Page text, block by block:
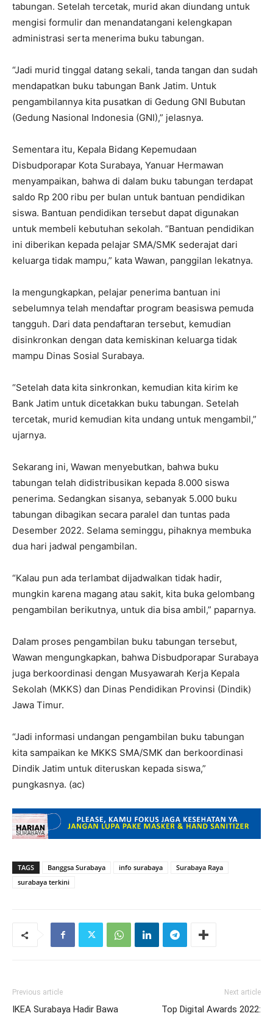
tabungan. Setelah tercetak, murid akan diundang untuk
mengisi formulir dan menandatangani kelengkapan
administrasi serta menerima buku tabungan.
“Jadi murid tinggal datang sekali, tanda tangan dan sudah
mendapatkan buku tabungan Bank Jatim. Untuk
pengambilannya kita pusatkan di Gedung GNI Bubutan
(Gedung Nasional Indonesia (GNI),” jelasnya.
Sementara itu, Kepala Bidang Kepemudaan
Disbudporapar Kota Surabaya, Yanuar Hermawan
menyampaikan, bahwa di dalam buku tabungan terdapat
saldo Rp 200 ribu per bulan untuk bantuan pendidikan
siswa. Bantuan pendidikan tersebut dapat digunakan
untuk membeli kebutuhan sekolah. “Bantuan pendidikan
ini diberikan kepada pelajar SMA/SMK sederajat dari
keluarga tidak mampu,” kata Wawan, panggilan lekatnya.
Ia mengungkapkan, pelajar penerima bantuan ini
sebelumnya telah mendaftar program beasiswa pemuda
tangguh. Dari data pendaftaran tersebut, kemudian
disinkronkan dengan data kemiskinan keluarga tidak
mampu Dinas Sosial Surabaya.
“Setelah data kita sinkronkan, kemudian kita kirim ke
Bank Jatim untuk dicetakkan buku tabungan. Setelah
tercetak, murid kemudian kita undang untuk mengambil,”
ujarnya.
Sekarang ini, Wawan menyebutkan, bahwa buku
tabungan telah didistribusikan kepada 8.000 siswa
penerima. Sedangkan sisanya, sebanyak 5.000 buku
tabungan dibagikan secara paralel dan tuntas pada
Desember 2022. Selama seminggu, pihaknya membuka
dua hari jadwal pengambilan.
“Kalau pun ada terlambat dijadwalkan tidak hadir,
mungkin karena magang atau sakit, kita buka gelombang
pengambilan berikutnya, untuk dia bisa ambil,” paparnya.
Dalam proses pengambilan buku tabungan tersebut,
Wawan mengungkapkan, bahwa Disbudporapar Surabaya
juga berkoordinasi dengan Musyawarah Kerja Kepala
Sekolah (MKKS) dan Dinas Pendidikan Provinsi (Dindik)
Jawa Timur.
“Jadi informasi undangan pengambilan buku tabungan
kita sampaikan ke MKKS SMA/SMK dan berkoordinasi
Dindik Jatim untuk diteruskan kepada siswa,”
pungkasnya. (ac)
TAGS Banggsa Surabaya info surabaya
Surabaya Raya
surabaya terkini
Previous article
IKEA Surabaya Hadir Bawa
Next article
Top Digital Awards 2022: